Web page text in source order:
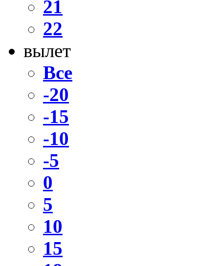
21
22
вылет
Все
-20
-15
-10
-5
0
5
10
15